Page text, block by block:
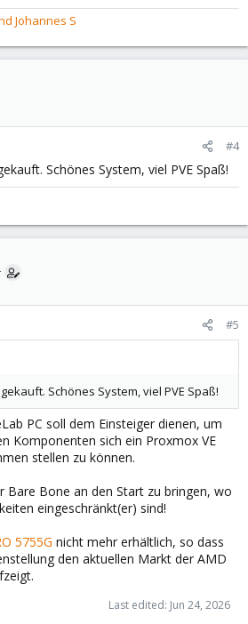
Johannes S
#4
Schönes System, viel PVE Spaß!
#5
Schönes System, viel PVE Spaß!
PC soll dem Einsteiger dienen, um
Komponenten sich ein Proxmox VE
stellen zu können.
Bare Bone an den Start zu bringen, wo
eingeschränkt(er) sind!
5755G nicht mehr erhältlich, so dass
den aktuellen Markt der AMD
Last edited: Jun 24, 2026